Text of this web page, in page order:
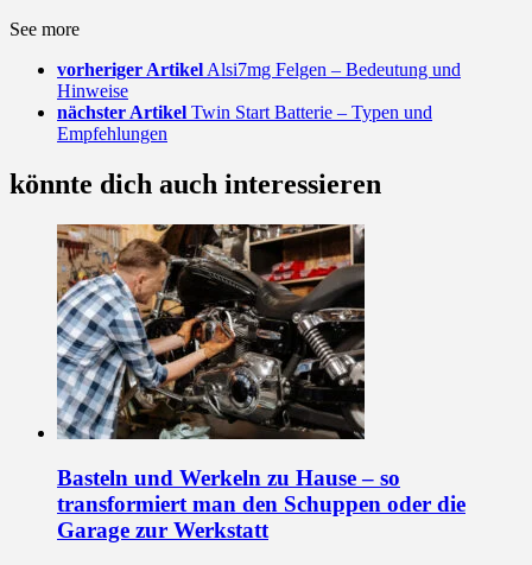
See more
vorheriger Artikel Alsi7mg Felgen – Bedeutung und
Hinweise
nächster Artikel Twin Start Batterie – Typen und
Empfehlungen
könnte dich auch interessieren
Basteln und Werkeln zu Hause – so
transformiert man den Schuppen oder die
Garage zur Werkstatt